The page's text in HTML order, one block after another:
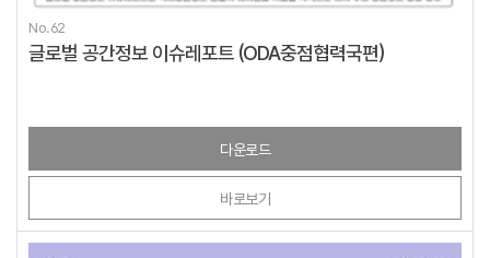
No.62
글로벌 공간정보 이슈레포트 (ODA중점협력국편)
다운로드
바로보기